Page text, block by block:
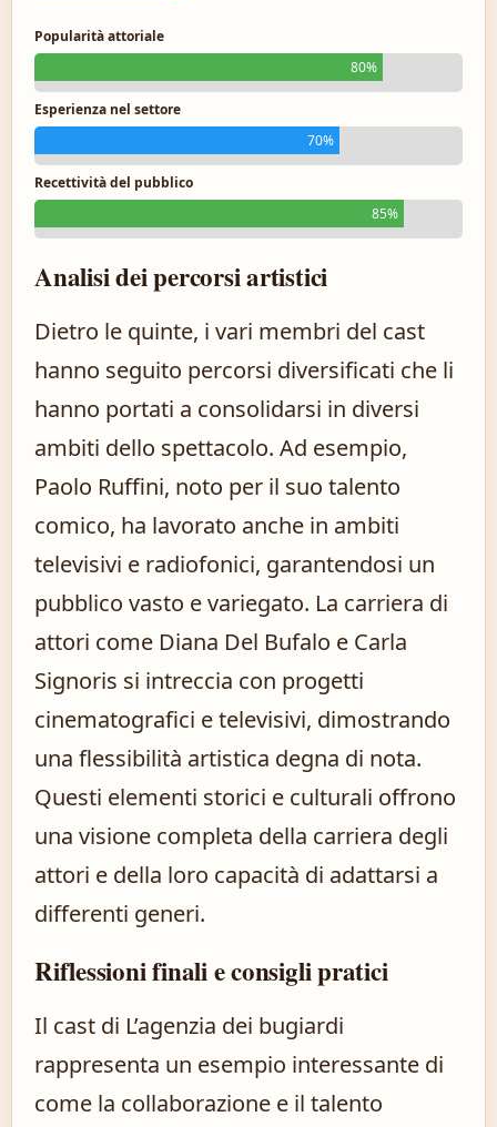
Popularità attoriale
80%
Esperienza nel settore
70%
Recettività del pubblico
85%
Analisi dei percorsi artistici
Dietro le quinte, i vari membri del cast
hanno seguito percorsi diversificati che li
hanno portati a consolidarsi in diversi
ambiti dello spettacolo. Ad esempio,
Paolo Ruffini, noto per il suo talento
comico, ha lavorato anche in ambiti
televisivi e radiofonici, garantendosi un
pubblico vasto e variegato. La carriera di
attori come Diana Del Bufalo e Carla
Signoris si intreccia con progetti
cinematografici e televisivi, dimostrando
una flessibilità artistica degna di nota.
Questi elementi storici e culturali offrono
una visione completa della carriera degli
attori e della loro capacità di adattarsi a
differenti generi.
Riflessioni finali e consigli pratici
Il cast di L’agenzia dei bugiardi
rappresenta un esempio interessante di
come la collaborazione e il talento